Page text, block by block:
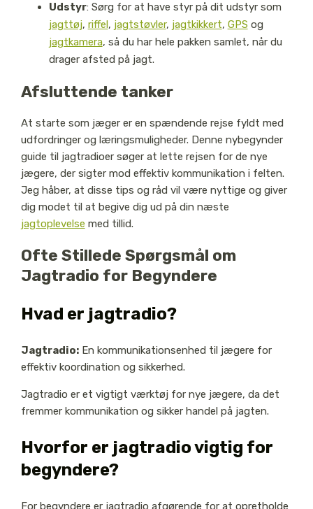
Udstyr: Sørg for at have styr på dit udstyr som
jagttøj, riffel, jagtstøvler, jagtkikkert, GPS og
jagtkamera, så du har hele pakken samlet, når du
drager afsted på jagt.
Afsluttende tanker
At starte som jæger er en spændende rejse fyldt med
udfordringer og læringsmuligheder. Denne nybegynder
guide til jagtradioer søger at lette rejsen for de nye
jægere, der sigter mod effektiv kommunikation i felten.
Jeg håber, at disse tips og råd vil være nyttige og giver
dig modet til at begive dig ud på din næste
jagtoplevelse med tillid.
Ofte Stillede Spørgsmål om
Jagtradio for Begyndere
Hvad er jagtradio?
Jagtradio:En kommunikationsenhed til jægere for
effektiv koordination og sikkerhed.
Jagtradio er et vigtigt værktøj for nye jægere, da det
fremmer kommunikation og sikker handel på jagten.
Hvorfor er jagtradio vigtig for
begyndere?
For begyndere er jagtradio afgørende for at opretholde